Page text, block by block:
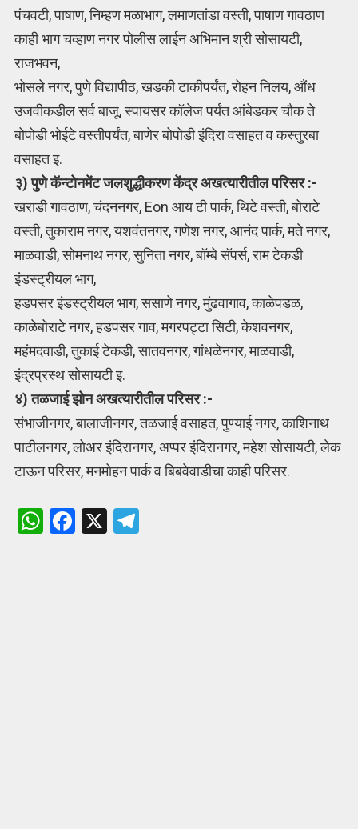
पंचवटी, पाषाण, निम्हण मळाभाग, लमाणतांडा वस्ती, पाषाण गावठाण
काही भाग चव्हाण नगर पोलीस लाईन अभिमान श्री सोसायटी,
राजभवन,
भोसले नगर, पुणे विद्यापीठ, खडकी टाकीपर्यंत, रोहन निलय, औंध
उजवीकडील सर्व बाजू, स्पायसर कॉलेज पर्यंत आंबेडकर चौक ते
बोपोडी भोईटे वस्तीपर्यंत, बाणेर बोपोडी इंदिरा वसाहत व कस्तुरबा
वसाहत इ.
३) पुणे कॅन्टोनमेंट जलशुद्धीकरण केंद्र अखत्यारीतील परिसर :-
खराडी गावठाण, चंदननगर, Eon आय टी पार्क, थिटे वस्ती, बोराटे
वस्ती, तुकाराम नगर, यशवंतनगर, गणेश नगर, आनंद पार्क, मते नगर,
माळवाडी, सोमनाथ नगर, सुनिता नगर, बॉम्बे सॅपर्स, राम टेकडी
इंडस्ट्रीयल भाग,
हडपसर इंडस्ट्रीयल भाग, ससाणे नगर, मुंढवागाव, काळेपडळ,
काळेबोराटे नगर, हडपसर गाव, मगरपट्टा सिटी, केशवनगर,
महंमदवाडी, तुकाई टेकडी, सातवनगर, गांधळेनगर, माळवाडी,
इंद्रप्रस्थ सोसायटी इ.
४) तळजाई झोन अखत्यारीतील परिसर :-
संभाजीनगर, बालाजीनगर, तळजाई वसाहत, पुण्याई नगर, काशिनाथ
पाटीलनगर, लोअर इंदिरानगर, अप्पर इंदिरानगर, महेश सोसायटी, लेक
टाऊन परिसर, मनमोहन पार्क व बिबवेवाडीचा काही परिसर.
W F X T